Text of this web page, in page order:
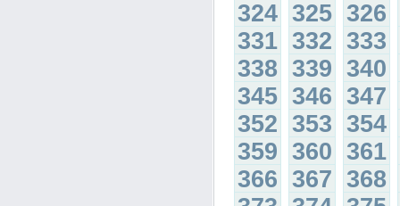
324 325 326
331 332 333
338 339 340
345 346 347
352 353 354
359 360 361
366 367 368